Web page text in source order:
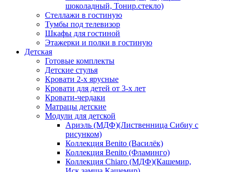
шоколадный, Тонир.стекло)
Стеллажи в гостиную
Тумбы под телевизор
Шкафы для гостиной
Этажерки и полки в гостиную
Детская
Готовые комплекты
Детские стулья
Кровати 2-х ярусные
Кровати для детей от 3-х лет
Кровати-чердаки
Матрацы детские
Модули для детской
Ариэль (МДФ)(Лиственница Сибиу с
рисунком)
Коллекция Benito (Василёк)
Коллекция Benito (Фламинго)
Коллекция Chiaro (МДФ)(Кашемир,